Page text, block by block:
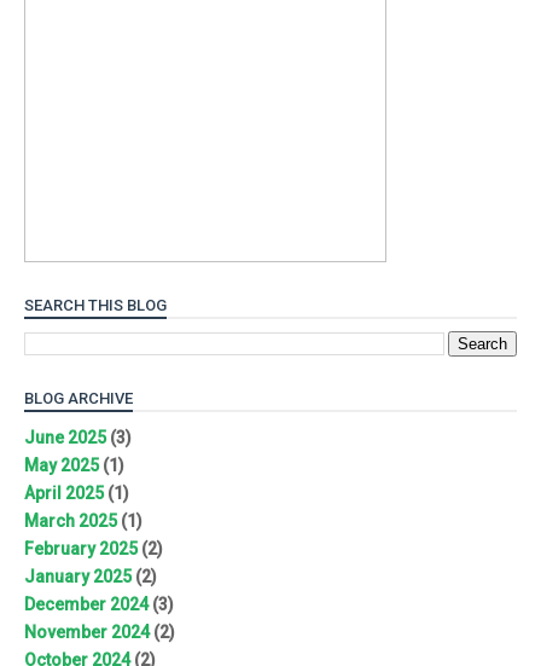
SEARCH THIS BLOG
BLOG ARCHIVE
June 2025(3)
May 2025(1)
April 2025(1)
March 2025(1)
February 2025(2)
January 2025(2)
December 2024(3)
November 2024(2)
October 2024(2)